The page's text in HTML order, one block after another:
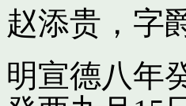
赵添贵，字
明宣德八年